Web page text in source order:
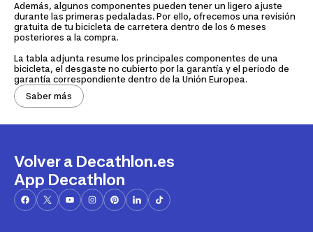
Además, algunos componentes pueden tener un ligero ajuste
durante las primeras pedaladas. Por ello, ofrecemos una revisión
gratuita de tu bicicleta de carretera dentro de los 6 meses
posteriores a la compra.
La tabla adjunta resume los principales componentes de una
bicicleta, el desgaste no cubierto por la garantía y el periodo de
garantía correspondiente dentro de la Unión Europea.
Saber más
Volver a Decathlon.es
App Decathlon